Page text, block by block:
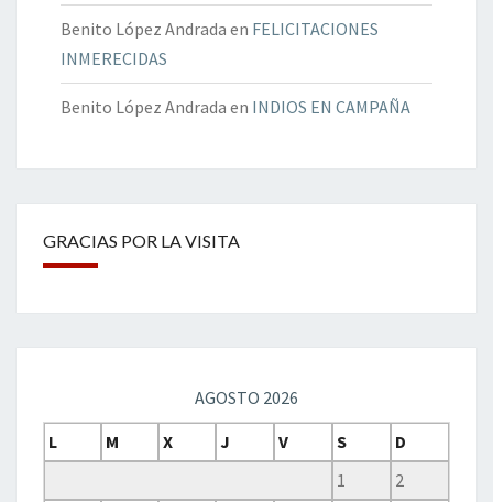
Benito López Andrada en FELICITACIONES
INMERECIDAS
Benito López Andrada en INDIOS EN CAMPAÑA
GRACIAS POR LA VISITA
AGOSTO 2026
L
M X J V S
D
1
2